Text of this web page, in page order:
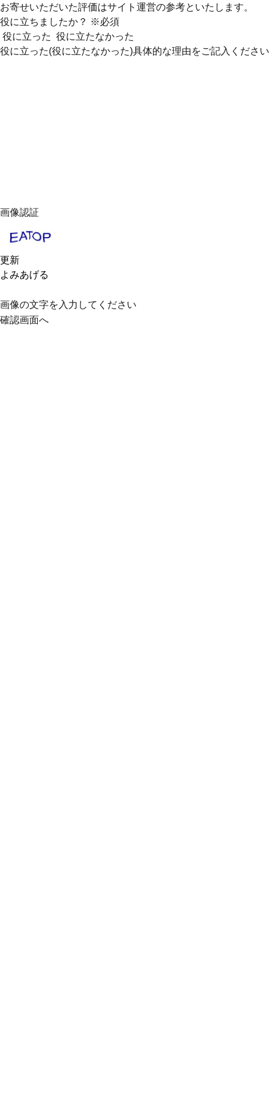
お寄せいただいた評価はサイト運営の参考といたします。
役に立ちましたか？ ※必須
役に立った 役に立たなかった
役に立った(役に立たなかった)具体的な理由をご記入ください
画像認証
更新
よみあげる
画像の文字を入力してください